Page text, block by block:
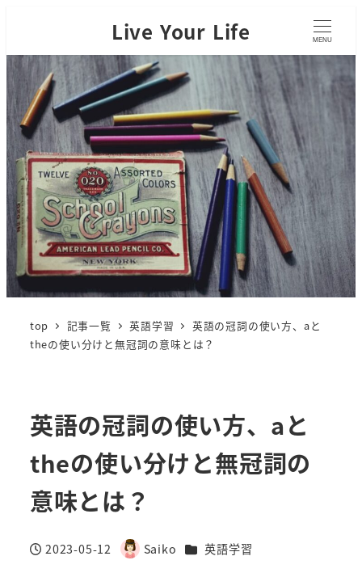
Live Your Life MENU
top 記事一覧 英語学習
英語の冠詞の使い方、aと
theの使い分けと無冠詞の意味とは？
英語の冠詞の使い方、aと
theの使い分けと無冠詞の
意味とは？
投稿日
2023-05-12
著
Saiko カテゴリー
英語学習